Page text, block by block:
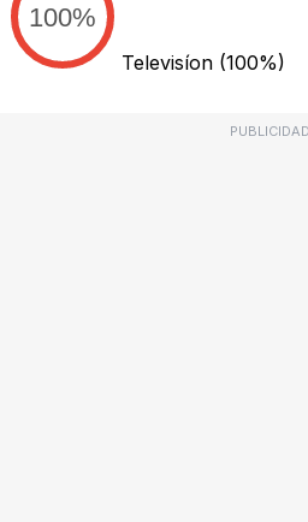
100%
Televisíon (100%)
PUBLICIDAD